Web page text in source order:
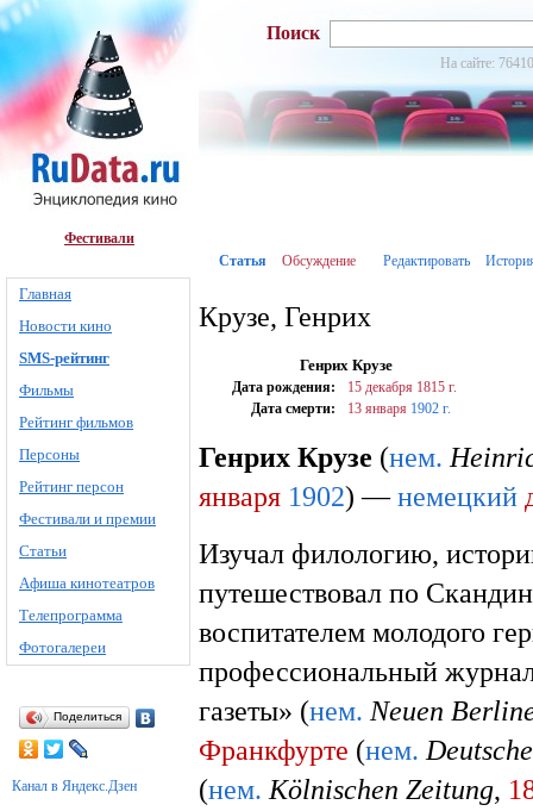
Фестивали
Главная
Новости кино
SMS-рейтинг
Фильмы
Рейтинг фильмов
Персоны
Рейтинг персон
Фестивали и премии
Статьи
Афиша кинотеатров
Телепрограмма
Фотогалереи
Поделиться
Канал в Яндекс.Дзен
Поиск
На сайте:
Статья Обсуждение Редактировать
Крузе, Генрих
Генрих Крузе
Дата рождения: 15 декабря 1815 г.
Дата смерти:
13 января 1902 г.
Генрих Крузе (нем.
января 1902) —немецкий
Изучал филологию,
путешествовал по
воспитателем молодого
профессиональный
газеты» (нем. Neuen
Франкфурте (нем.
(нем. Kölnischen Zeitung,